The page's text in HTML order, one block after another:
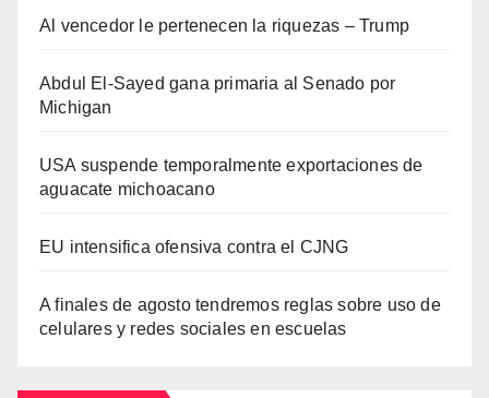
Al vencedor le pertenecen la riquezas – Trump
Abdul El-Sayed gana primaria al Senado por
Michigan
USA suspende temporalmente exportaciones de
aguacate michoacano
EU intensifica ofensiva contra el CJNG
A finales de agosto tendremos reglas sobre uso de
celulares y redes sociales en escuelas